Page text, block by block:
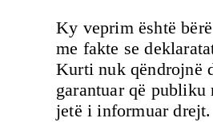
Ky veprim është
me fakte se
Kurti nuk qëndrojnë
garantuar që publiku
jetë i informuar drejt.